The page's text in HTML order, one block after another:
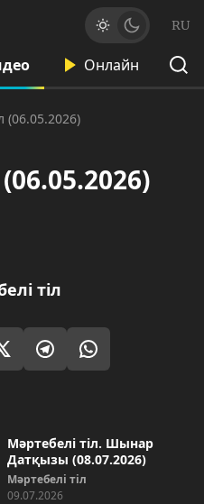
RU
Онлайн
(06.05.2026)
тіл
Мәртебелі тіл. Шынар
Датқызы (08.07.2026)
Мәртебелі тіл
09.07.2026